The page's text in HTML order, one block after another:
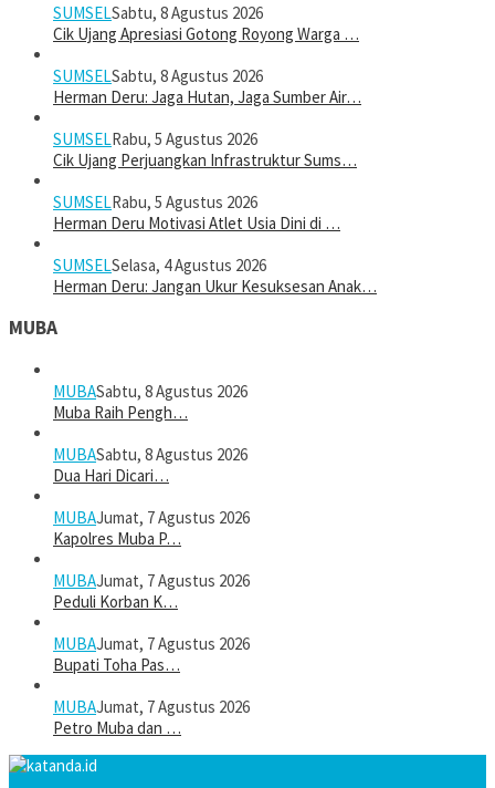
SUMSELSabtu, 8 Agustus 2026
Cik Ujang Apresiasi Gotong Royong Warga …
SUMSELSabtu, 8 Agustus 2026
Herman Deru: Jaga Hutan, Jaga Sumber Air…
SUMSELRabu, 5 Agustus 2026
Cik Ujang Perjuangkan Infrastruktur Sums…
SUMSELRabu, 5 Agustus 2026
Herman Deru Motivasi Atlet Usia Dini di …
SUMSELSelasa, 4 Agustus 2026
Herman Deru: Jangan Ukur Kesuksesan Anak…
MUBA
MUBASabtu, 8 Agustus 2026
Muba Raih Pengh…
MUBASabtu, 8 Agustus 2026
Dua Hari Dicari…
MUBAJumat, 7 Agustus 2026
Kapolres Muba P…
MUBAJumat, 7 Agustus 2026
Peduli Korban K…
MUBAJumat, 7 Agustus 2026
Bupati Toha Pas…
MUBAJumat, 7 Agustus 2026
Petro Muba dan …